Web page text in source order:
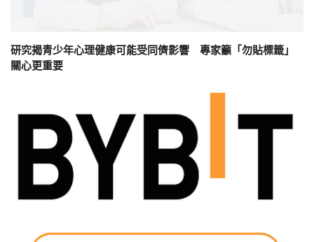
研究揭青少年心理健康可能受同儕影響 專家籲「勿貼標籤」
關心更重要